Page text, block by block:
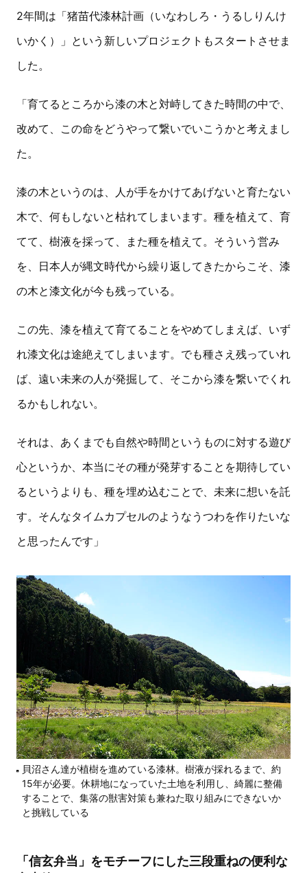
2年間は「猪苗代漆林計画（いなわしろ・うるしりんけ
いかく）」という新しいプロジェクトもスタートさせま
した。
「育てるところから漆の木と対峙してきた時間の中で、
改めて、この命をどうやって繋いでいこうかと考えまし
た。
漆の木というのは、人が手をかけてあげないと育たない
木で、何もしないと枯れてしまいます。種を植えて、育
てて、樹液を採って、また種を植えて。そういう営み
を、日本人が縄文時代から繰り返してきたからこそ、漆
の木と漆文化が今も残っている。
この先、漆を植えて育てることをやめてしまえば、いず
れ漆文化は途絶えてしまいます。でも種さえ残っていれ
ば、遠い未来の人が発掘して、そこから漆を繋いでくれ
るかもしれない。
それは、あくまでも自然や時間というものに対する遊び
心というか、本当にその種が発芽することを期待してい
るというよりも、種を埋め込むことで、未来に想いを託
す。そんなタイムカプセルのようなうつわを作りたいな
と思ったんです」
貝沼さん達が植樹を進めている漆林。樹液が採れるまで、約
15年が必要。休耕地になっていた土地を利用し、綺麗に整備
することで、集落の獣害対策も兼ねた取り組みにできないか
と挑戦している
「信玄弁当」をモチーフにした三段重ねの便利な